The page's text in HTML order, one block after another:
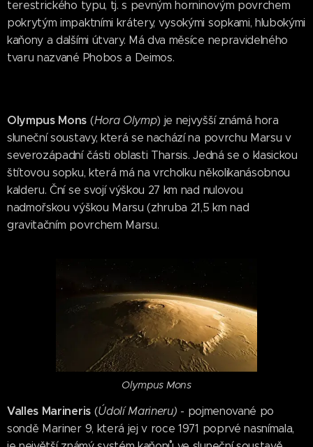
terestrického typu, tj. s pevným horninovým povrchem
pokrytým impaktními krátery, vysokými sopkami, hlubokými
kaňony a dalšími útvary. Má dva měsíce nepravidelného
tvaru nazvané Phobos a Deimos.
Olympus Mons (Hora Olymp) je nejvyšší známá hora
sluneční soustavy, která se nachází na povrchu Marsu v
severozápadní části oblasti Tharsis. Jedná se o klasickou
štítovou sopku, která má na vrcholku několikanásobnou
kalderu. Ční se svojí výškou 27 km nad nulovou
nadmořskou výškou Marsu (zhruba 21,5 km nad
gravitačním povrchem Marsu.
Olympus Mons
Valles Marineris(Údolí Marineru) - pojmenované po
sondě Mariner 9, která jej v roce 1971 poprvé nasnímala,